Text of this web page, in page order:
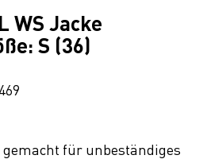
WS Jacke
S (36)
gemacht für unbeständiges